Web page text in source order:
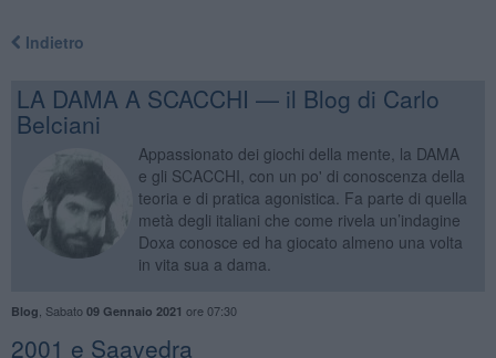
Indietro
LA DAMA A SCACCHI — il Blog di Carlo
Belciani
Appassionato dei giochi della mente, la DAMA
e gli SCACCHI, con un po' di conoscenza della
teoria e di pratica agonistica. Fa parte di quella
metà degli italiani che come rivela un’indagine
Doxa conosce ed ha giocato almeno una volta
in vita sua a dama.
Blog Sabato 09 Gennaio 2021 ore 07:30
2001 e Saavedra